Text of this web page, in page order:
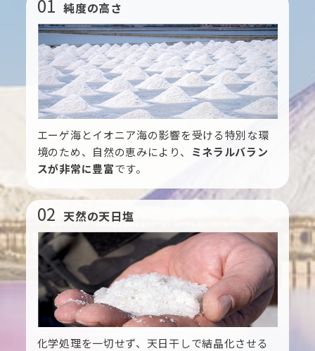
01 純度の高さ
エーゲ海とイオニア海の影響を受ける特別な環
境のため、自然の恵みにより、
ミネラルバラン
スが非常に豊富です。
02 天然の天日塩
化学処理を一切せず、天日干しで結晶化させる